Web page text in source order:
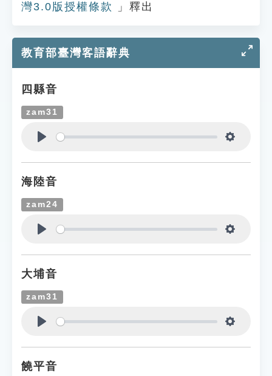
灣3.0版授權條款
」釋出
教育部臺灣客語辭典
四縣音
zam31
海陸音
zam24
大埔音
zam31
饒平音